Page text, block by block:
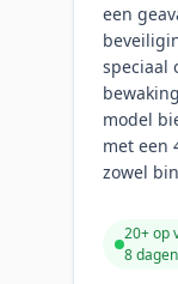
een
speciaal
model
met een
zowel
20+ op
8